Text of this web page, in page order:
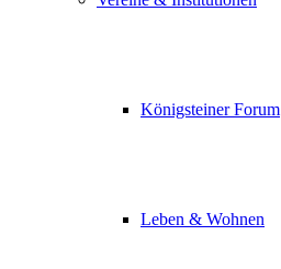
Königsteiner Forum
Leben & Wohnen